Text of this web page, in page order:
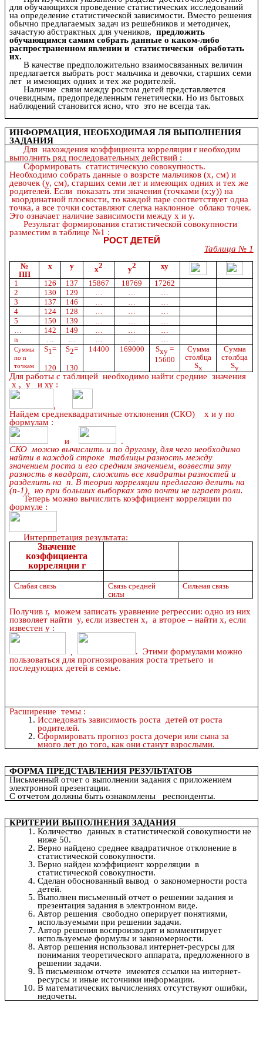
для обучающихся проведение статистических исследований
на определение статистической зависимости. Вместо решения
обычно предлагаемых задач из решебников и методичек,
зачастую абстрактных для учеников, предложить
обучающимся самим собрать данные о каком-либо
распространенном явлении и статистически обработать
их.
В качестве предположительно взаимосвязанных величин
предлагается выбрать рост мальчика и девочки, старших семи
лет и имеющих одних и тех же родителей.
Наличие связи между ростом детей представляется
очевидным, предопределенным генетически. Но из бытовых
наблюдений становится ясно, что это не всегда так.
ИНФОРМАЦИЯ, НЕОБХОДИМАЯ ЛЯ ВЫПОЛНЕНИЯ
ЗАДАНИЯ
Для нахождения коэффициента корреляции r необходим
выполнить ряд последовательных действий :
Сформировать статистическую совокупность.
Необходимо собрать данные о возрсте мальчиков (х, см) и
девочек (у, см), старших семи лет и имеющих одних и тех же
родителей. Если показать эти значения (точками (х;у)) на
координатной плоскости, то каждой паре соответствует одна
точка, а все точки составляют слегка наклонное облако точек.
Это означает наличие зависимости между х и у.
Результат формирования статистической совокупности
разместим в таблице №1 :
РОСТ ДЕТЕЙ
Таблица № 1
№
ПП
х у х2 у2
ху
1
126 137 15867 18769
17262
2
130 129 … …
…
3
137 146 … …
…
4
124 128 … …
…
5
150 139 … …
…
…
142 149 … …
…
n
… … … … …
Суммы
по n
точкам
S1=
120
S2=
130
14400 169000 Sxy =
15600
Сумма
столбца
Sx
Сумма
столбца
Sy
Для работы с таблицей необходимо найти средние значения
х , у и ху :
,
Найдем среднеквадратичные отклонения (СКО) х и у по
формулам :
и
.
СКО можно вычислить и по другому, для чего необходимо
найти в каждой строке таблицы разность между
значением роста и его средним значением, возвести эту
разность в квадрат, сложить все квадраты разностей и
разделить на n. В теории корреляции предлагаю делить на
(n-1), но при больших выборках это почти не играет роли.
Теперь можно вычислить коэффициент корреляции по
формуле :
Интерпретация результата:
Значение
коэффициента
корреляции r
Слабая связь
Связь средней
силы
Сильная связь
Получив r, можем записать уравнение регрессии: одно из них
позволяет найти у, если известен х, а второе – найти х, если
известен у :
. Этими формулами можно
пользоваться для прогнозирования роста третьего и
последующих детей в семье.
Расширение темы :
Исследовать зависимость роста детей от роста
родителей.
Сформировать прогноз роста дочери или сына за
много лет до того, как они станут взрослыми.
ФОРМА ПРЕДСТАВЛЕНИЯ РЕЗУЛЬТАТОВ
Письменный отчет о выполнении задания с приложением
электронной презентации.
С отчетом должны быть ознакомлены респонденты.
КРИТЕРИИ ВЫПОЛНЕНИЯ ЗАДАНИЯ
Количество данных в статистической совокупности не
ниже 50.
Верно найдено среднее квадратичное отклонение в
статистической совокупности.
Верно найден коэффициент корреляции в
статистической совокупности.
Сделан обоснованный вывод о закономерности роста
детей.
Выполнен письменный отчет о решении задания и
презентация задания в электронном виде.
Автор решения свободно оперирует понятиями,
используемыми при решении задачи.
Автор решения воспроизводит и комментирует
используемые формулы и закономерности.
Автор решения использовал интернет-ресурсы для
понимания теоретического аппарата, предложенного в
решении задачи.
В письменном отчете имеются ссылки на интернет-
ресурсы и иные источники информации.
В математических вычислениях отсутствуют ошибки,
недочеты.